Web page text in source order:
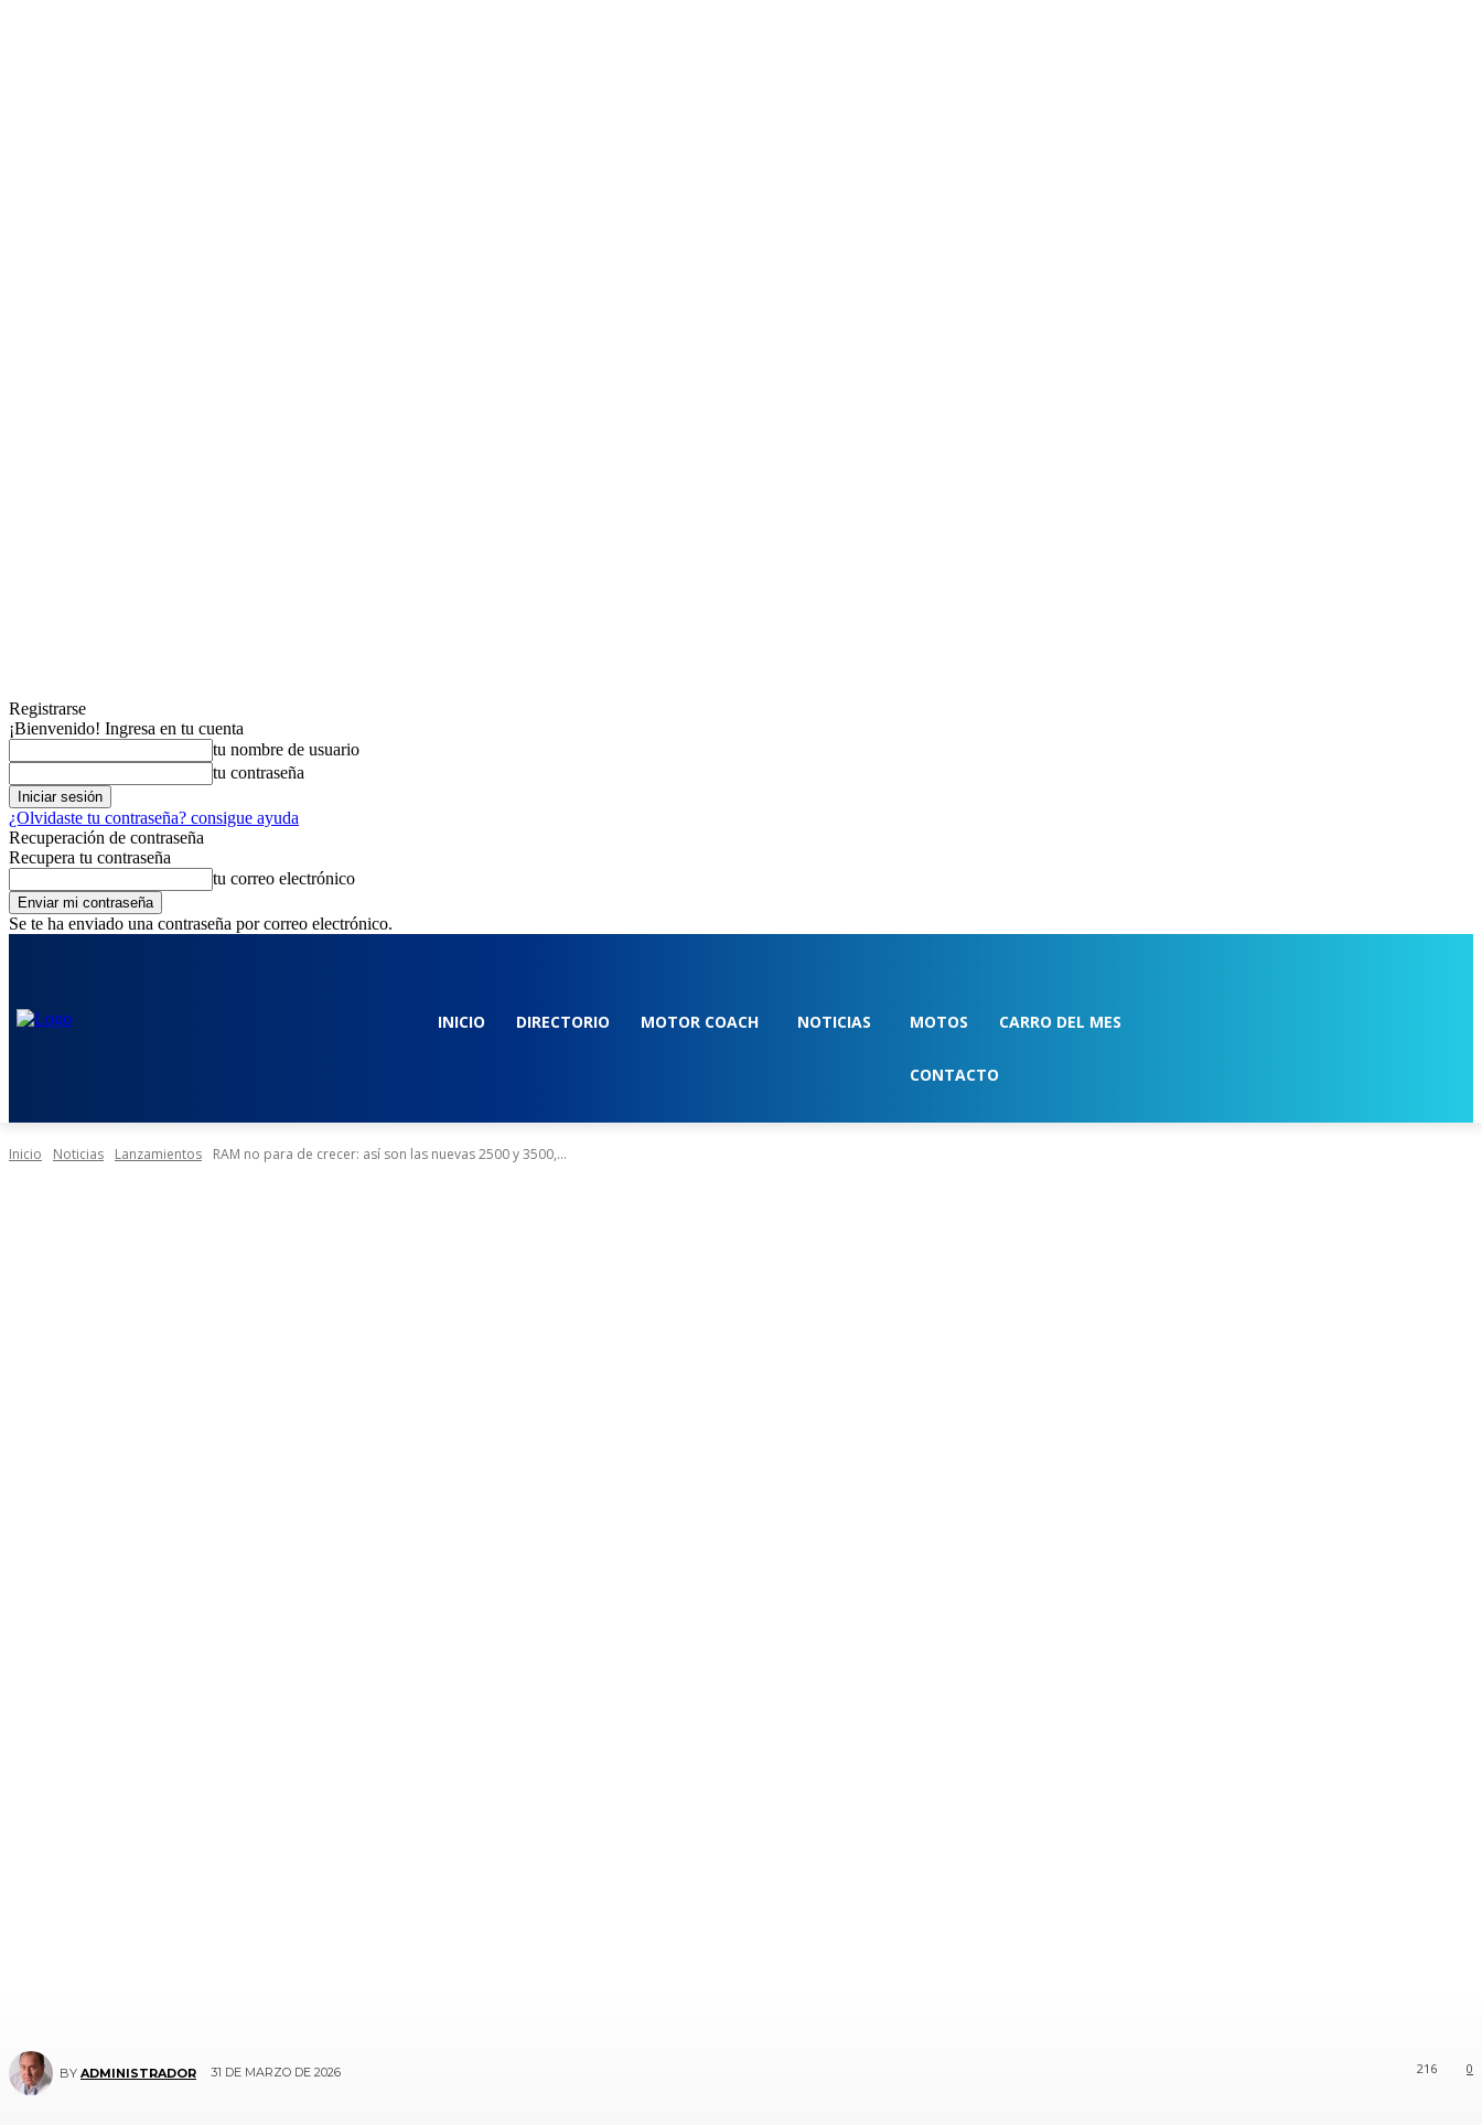
Registrarse
¡Bienvenido! Ingresa en tu cuenta
tu nombre de usuario
tu contraseña
¿Olvidaste tu contraseña? consigue ayuda
Recuperación de contraseña
Recupera tu contraseña
tu correo electrónico
Se te ha enviado una contraseña por correo electrónico.
INICIO DIRECTORIO MOTOR COACH NOTICIAS MOTOS CARRO DEL MES
CONTACTO
Inicio Noticias Lanzamientos RAM no para de crecer: así son las nuevas 2500 y 3500,...
BY ADMINISTRADOR 31 DE MARZO DE 2026 0
216